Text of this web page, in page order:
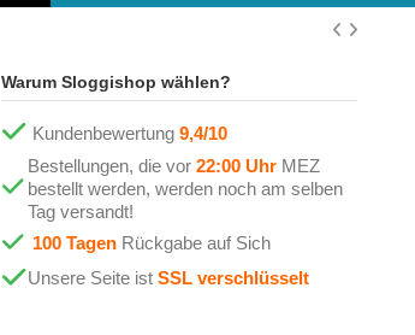
Warum Sloggishop wählen?
Kundenbewertung 9,4/10
Bestellungen, die vor 22:00 UhrMEZ
bestellt werden, werden noch am selben
Tag versandt!
100 TagenRückgabe auf Sich
Unsere Seite ist SSL verschlüsselt